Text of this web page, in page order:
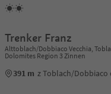
Trenker Franz
Alttoblach/Dobbiaco Vecchia,
Dolomites Region 3 Zinnen
391 m z Toblach/Dobbiaco